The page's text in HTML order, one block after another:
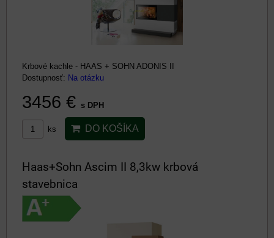
Krbové kachle - HAAS + SOHN ADONIS II
Dostupnosť: Na otázku
3456 € s DPH
ks DO KOŠÍKA
Haas+Sohn Ascim II 8,3kw krbová
stavebnica